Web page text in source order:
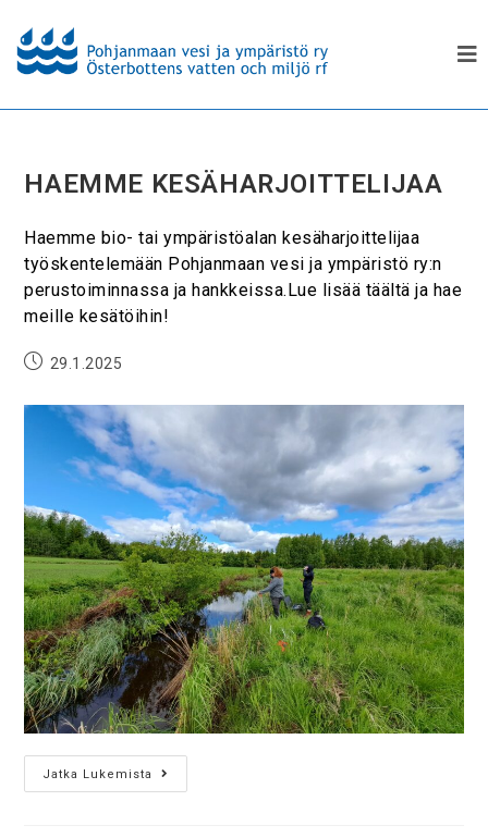
HAEMME KESÄHARJOITTELIJAA
Haemme bio- tai ympäristöalan kesäharjoittelijaa
työskentelemään Pohjanmaan vesi ja ympäristö ry:n
perustoiminnassa ja hankkeissa.Lue lisää täältä ja hae
meille kesätöihin!
29.1.2025
Jatka Lukemista